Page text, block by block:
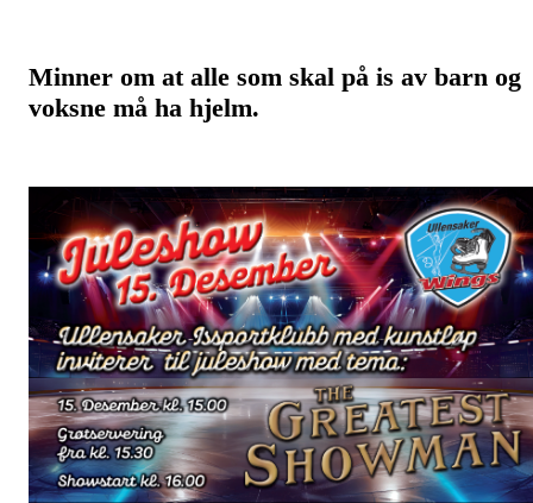
Minner om at alle som skal på is av barn og
voksne må ha hjelm.